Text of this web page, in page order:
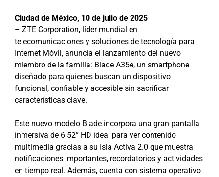
Ciudad de México, 10 de julio de 2025
– ZTE Corporation, líder mundial en
telecomunicaciones y soluciones de tecnología para
Internet Móvil, anuncia el lanzamiento del nuevo
miembro de la familia: Blade A35e, un smartphone
diseñado para quienes buscan un dispositivo
funcional, confiable y accesible sin sacrificar
características clave.
Este nuevo modelo Blade incorpora una gran pantalla
inmersiva de 6.52” HD ideal para ver contenido
multimedia gracias a su Isla Activa 2.0 que muestra
notificaciones importantes, recordatorios y actividades
en tiempo real. Además, cuenta con sistema operativo